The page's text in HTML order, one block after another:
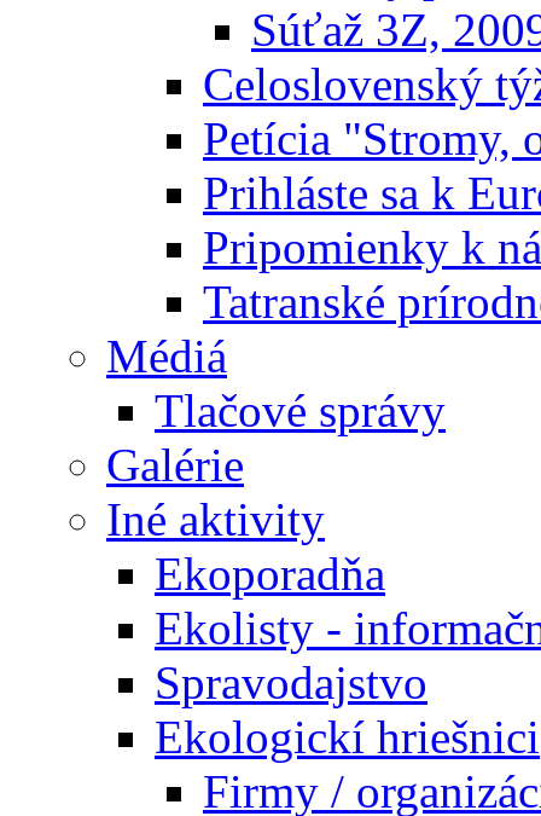
Súťaž 3Z,
Celoslovenský
Petícia "Stromy,
Prihláste sa k
Pripomienky k
Tatranské
Médiá
Tlačové správy
Galérie
Iné aktivity
Ekoporadňa
Ekolisty -
Spravodajstvo
Ekologickí hriešnici
Firmy /